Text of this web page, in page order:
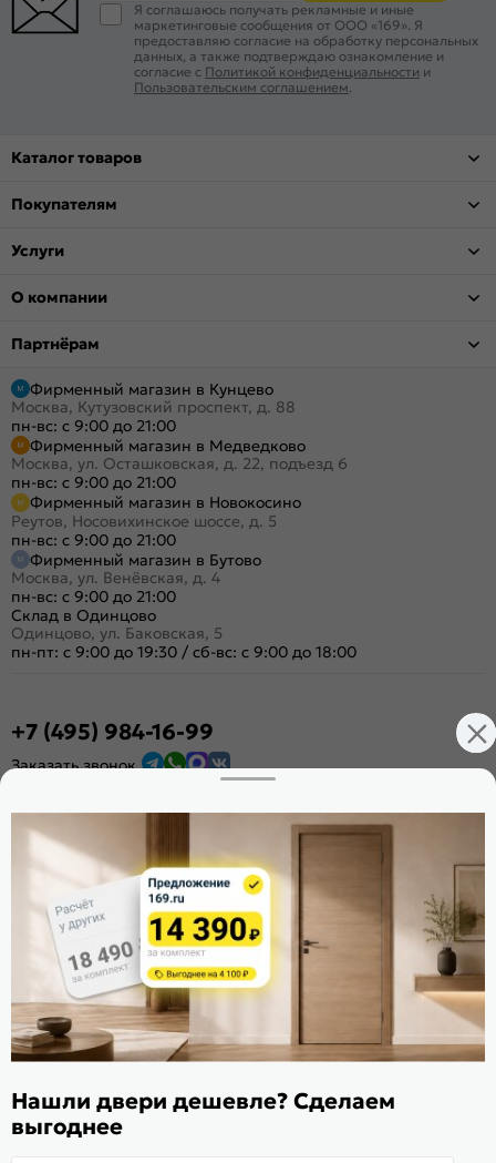
Я соглашаюсь получать рекламные и иные
маркетинговые сообщения от ООО «169». Я
предоставляю согласие на обработку персональных
данных, а также подтверждаю ознакомление и
согласие с Политикой конфиденциальности и
Пользовательским соглашением.
Каталог товаров
Покупателям
Услуги
О компании
Партнёрам
Фирменный магазин в Кунцево
Москва, Кутузовский проспект, д. 88
пн-вс: с 9:00 до 21:00
Фирменный магазин в Медведково
Москва, ул. Осташковская, д. 22, подъезд 6
пн-вс: с 9:00 до 21:00
Фирменный магазин в Новокосино
Реутов, Носовихинское шоссе, д. 5
пн-вс: с 9:00 до 21:00
Фирменный магазин в Бутово
Москва, ул. Венёвская, д. 4
пн-вс: с 9:00 до 21:00
Склад в Одинцово
Одинцово, ул. Баковская, 5
пн-пт: с 9:00 до 19:30 / сб-вс: с 9:00 до 18:00
+7 (495) 984-16-99
Заказать звонок
Расскажите о нас
Поделиться
Оцените магазин
ИКС 1340
© 2010—2026 Склад Дверей 169.RU
Политика обработки персональных данных
Нашли двери дешевле? Сделаем
выгоднее